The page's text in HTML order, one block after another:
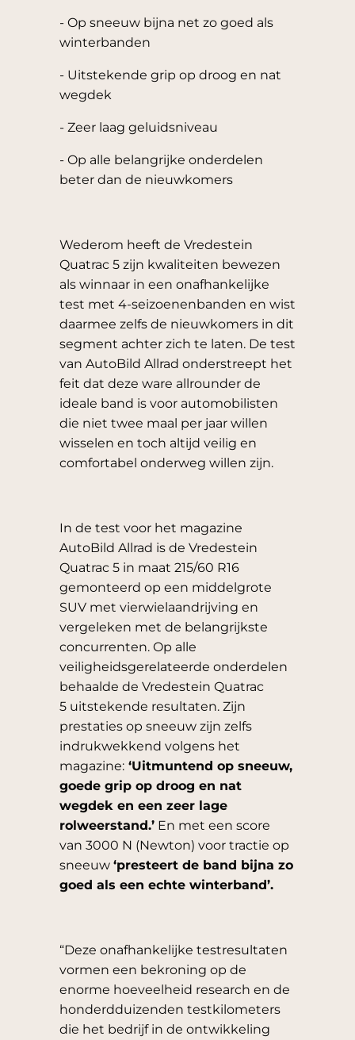
- Op sneeuw bijna net zo goed als
winterbanden
- Uitstekende grip op droog en nat
wegdek
- Zeer laag geluidsniveau
- Op alle belangrijke onderdelen
beter dan de nieuwkomers
Wederom heeft de Vredestein
Quatrac 5 zijn kwaliteiten bewezen
als winnaar in een onafhankelijke
test met 4-seizoenenbanden en wist
daarmee zelfs de nieuwkomers in dit
segment achter zich te laten. De test
van AutoBild Allrad onderstreept het
feit dat deze ware allrounder de
ideale band is voor automobilisten
die niet twee maal per jaar willen
wisselen en toch altijd veilig en
comfortabel onderweg willen zijn.
In de test voor het magazine
AutoBild Allrad is de Vredestein
Quatrac 5 in maat 215/60 R16
gemonteerd op een middelgrote
SUV met vierwielaandrijving en
vergeleken met de belangrijkste
concurrenten. Op alle
veiligheidsgerelateerde onderdelen
behaalde de Vredestein Quatrac
5 uitstekende resultaten. Zijn
prestaties op sneeuw zijn zelfs
indrukwekkend volgens het
magazine:‘Uitmuntend op sneeuw,
goede grip op droog en nat
wegdek en een zeer lage
rolweerstand.’En met een score
van 3000 N (Newton) voor tractie op
sneeuw ‘presteert de band bijna zo
goed als een echte winterband’.
“Deze onafhankelijke testresultaten
vormen een bekroning op de
enorme hoeveelheid research en de
honderdduizenden testkilometers
die het bedrijf in de ontwikkeling